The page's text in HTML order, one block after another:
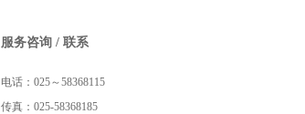
服务咨询 / 联系
电话：025～58368115
传真：025-58368185